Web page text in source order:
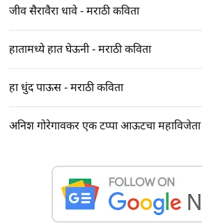
जीव सैरावैरा धावे - मराठी कविता
हातामध्ये हात घेऊनी - मराठी कविता
हा धुंद पाऊस - मराठी कविता
अनिश गोरेगावकर एक टप्पा आऊटचा महाविजेता